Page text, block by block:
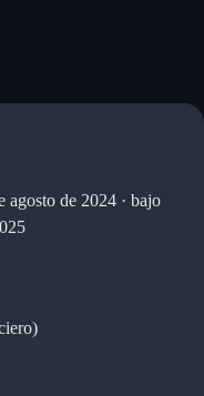
de 2024 · bajo